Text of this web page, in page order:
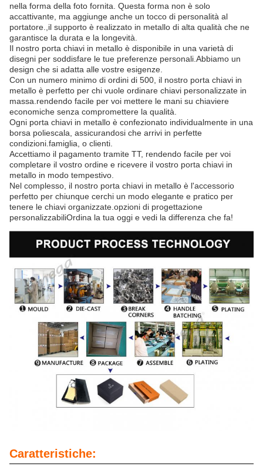
nella forma della foto fornita. Questa forma non è solo
accattivante, ma aggiunge anche un tocco di personalità al
portatore.,il supporto è realizzato in metallo di alta qualità che ne
garantisce la durata e la longevità.
Il nostro porta chiavi in metallo è disponibile in una varietà di
disegni per soddisfare le tue preferenze personali.Abbiamo un
design che si adatta alle vostre esigenze.
Con un numero minimo di ordini di 500, il nostro porta chiavi in
metallo è perfetto per chi vuole ordinare chiavi personalizzate in
massa.rendendo facile per voi mettere le mani su chiaviere
economiche senza compromettere la qualità.
Ogni porta chiavi in metallo è confezionato individualmente in una
borsa poliescala, assicurandosi che arrivi in perfette
condizioni.famiglia, o clienti.
Accettiamo il pagamento tramite TT, rendendo facile per voi
completare il vostro ordine e ricevere il vostro porta chiavi in
metallo in modo tempestivo.
Nel complesso, il nostro porta chiavi in metallo è l'accessorio
perfetto per chiunque cerchi un modo elegante e pratico per
tenere le chiavi organizzate.opzioni di progettazione
personalizzabiliOrdina la tua oggi e vedi la differenza che fa!
Caratteristiche: